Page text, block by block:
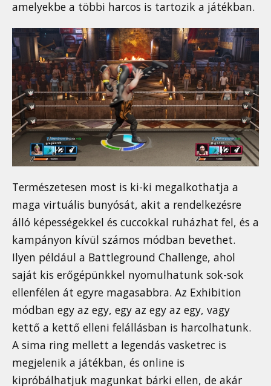
amelyekbe a többi harcos is tartozik a játékban.
Természetesen most is ki-ki megalkothatja a
maga virtuális bunyósát, akit a rendelkezésre
álló képességekkel és cuccokkal ruházhat fel, és a
kampányon kívül számos módban bevethet.
Ilyen például a Battleground Challenge, ahol
saját kis erőgépünkkel nyomulhatunk sok-sok
ellenfélen át egyre magasabbra. Az Exhibition
módban egy az egy, egy az egy az egy, vagy
kettő a kettő elleni felállásban is harcolhatunk.
A sima ring mellett a legendás vasketrec is
megjelenik a játékban, és online is
kipróbálhatjuk magunkat bárki ellen, de akár